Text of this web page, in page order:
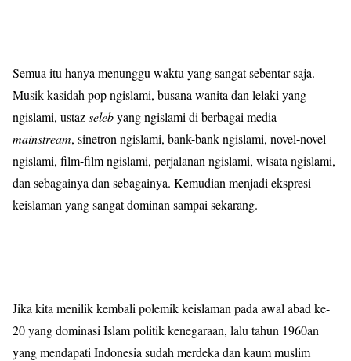
Semua itu hanya menunggu waktu yang sangat sebentar saja.
Musik kasidah pop ngislami, busana wanita dan lelaki yang
ngislami, ustazselebyang ngislami di berbagai media
mainstream, sinetron ngislami, bank-bank ngislami, novel-novel
ngislami, film-film ngislami, perjalanan ngislami, wisata ngislami,
dan sebagainya dan sebagainya. Kemudian menjadi ekspresi
keislaman yang sangat dominan sampai sekarang.
Jika kita menilik kembali polemik keislaman pada awal abad ke-
20 yang dominasi Islam politik kenegaraan, lalu tahun 1960an
yang mendapati Indonesia sudah merdeka dan kaum muslim